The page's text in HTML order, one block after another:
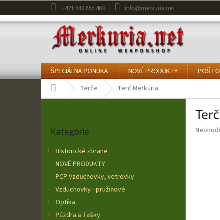
na
obsah
+421 940 655 403 info@merkuria.net
ŠPECIÁLNA PONUKA NOVÉ PRODUKTY
Domov Terče Terč Merkuria
kategórie
Kategórie
Historické zbrane
NOVÉ PRODUKTY
PCP Vzduchovky, vetrovky
Vzduchovky - pružinové
Optika
Púzdra a Tašky